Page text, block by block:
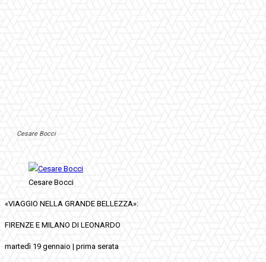
Cesare Bocci
Cesare Bocci
«VIAGGIO NELLA GRANDE BELLEZZA»:
FIRENZE E MILANO DI LEONARDO
martedì 19 gennaio | prima serata